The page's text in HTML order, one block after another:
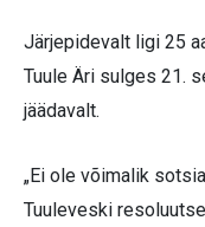
Järjepidevalt ligi 25
Tuule Äri sulges 21.
jäädavalt.
„Ei ole võimalik
Tuuleveski